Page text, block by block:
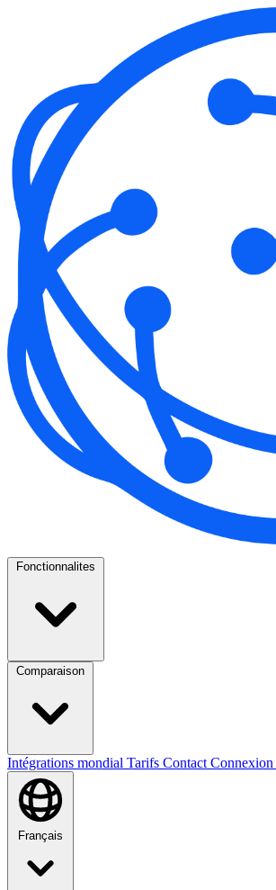
Fonctionnalites
Comparaison
Intégrations mondial Tarifs Contact Connexion
Français